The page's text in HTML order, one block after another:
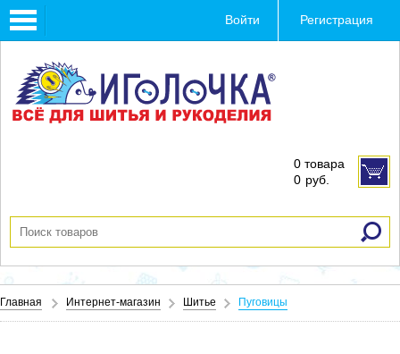
Toggle
navigation
Войти Регистрация
0 товара
0 руб.
Главная Интернет-магазин Шитье Пуговицы